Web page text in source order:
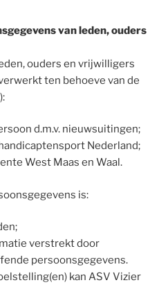
van leden, ouders
ouders en vrijwilligers
ten behoeve van de
d.m.v. nieuwsuitingen;
Nederland;
West Maas en Waal.
is:
verstrekt door
persoonsgegevens.
kan ASV Vizier